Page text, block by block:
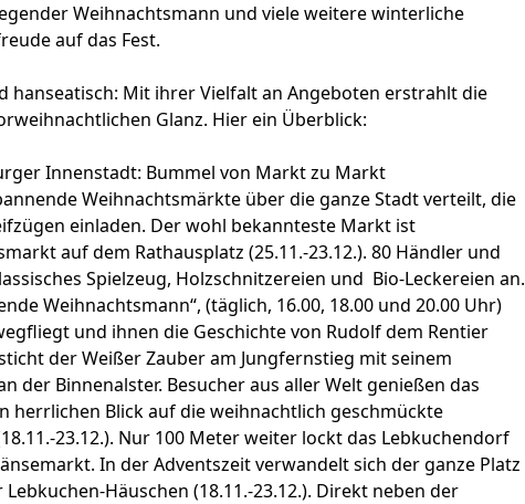
Weihnachtsmann und viele weitere winterliche
auf das Fest.
hanseatisch: Mit ihrer Vielfalt an Angeboten erstrahlt die
Glanz. Hier ein Überblick:
Innenstadt: Bummel von Markt zu Markt
Weihnachtsmärkte über die ganze Stadt verteilt, die
einladen. Der wohl bekannteste Markt ist
auf dem Rathausplatz (25.11.-23.12.). 80 Händler und
Spielzeug, Holzschnitzereien und Bio-Leckereien an.
Weihnachtsmann“, (täglich, 16.00, 18.00 und 20.00 Uhr)
und ihnen die Geschichte von Rudolf dem Rentier
derWeißer Zauberam Jungfernstieg mit seinem
der Binnenalster. Besucher aus aller Welt genießen das
herrlichen Blick auf die weihnachtlich geschmückte
23.12.). Nur 100 Meter weiter lockt das Lebkuchendorf
. In der Adventszeit verwandelt sich der ganze Platz
Häuschen (18.11.-23.12.). Direkt neben der